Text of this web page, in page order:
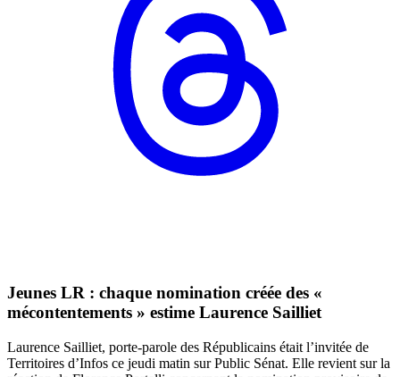
Jeunes LR : chaque nomination créée des «
mécontentements » estime Laurence Sailliet
Laurence Sailliet, porte-parole des Républicains était l’invitée de
Territoires d’Infos ce jeudi matin sur Public Sénat. Elle revient sur la